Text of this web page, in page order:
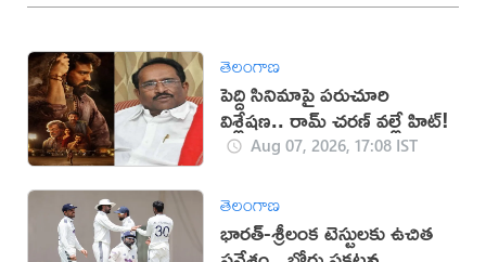
తెలంగాణ
పెద్ది సినిమాపై పరుచూరి
విశ్లేషణ.. రామ్ చరణ్ వల్లే హిట్!
Aug 07, 2026, 17:08 IST
తెలంగాణ
భారత్-శ్రీలంక టెస్టులకు ఉచిత